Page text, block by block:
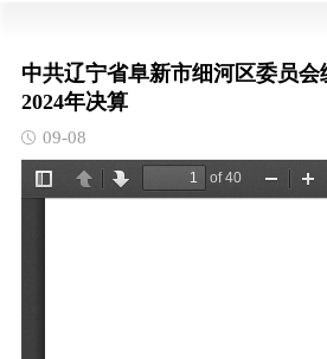
中共辽宁省阜新市细河区委员
2024年决算
09-08